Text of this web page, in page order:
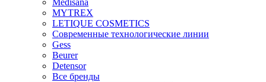
Medisana
MYTREX
LETIQUE COSMETICS
Современные технологические линии
Gess
Beurer
Detensor
Все бренды